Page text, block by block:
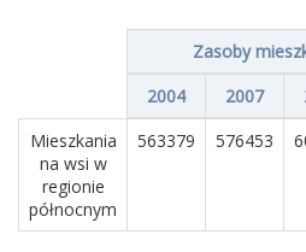
Zasoby
2004
2007
Mieszkania
na wsi w
regionie
północnym
563379 576453